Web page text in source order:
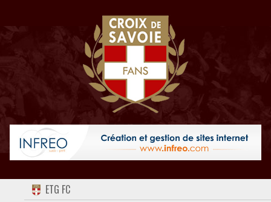
ACCUEILETG FC